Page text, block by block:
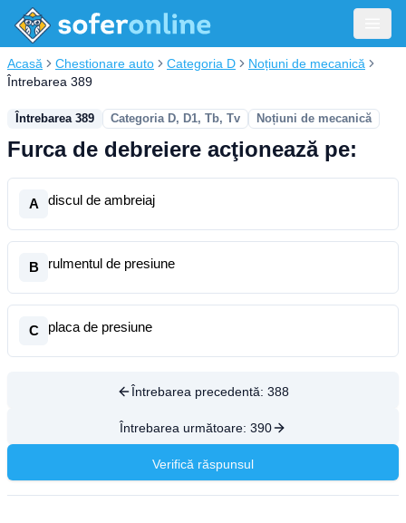
Acasă Chestionare auto Categoria D
Noțiuni de mecanică
Întrebarea 389
Întrebarea 389 Categoria D, D1, Tb, Tv Noțiuni de mecanică
Furca de debreiere acţionează pe:
A discul de ambreiaj
B rulmentul de presiune
C placa de presiune
Întrebarea precedentă: 388
Întrebarea următoare: 390
Verifică răspunsul